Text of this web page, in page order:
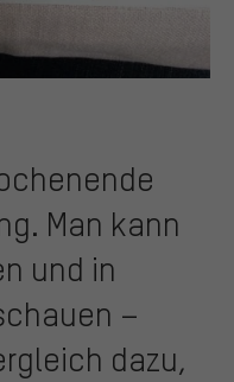
Man kann
und in
–
dazu,